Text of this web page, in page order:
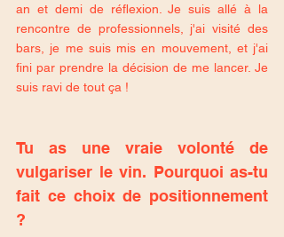
an et demi de réflexion. Je suis allé à la
rencontre de professionnels, j'ai visité des
bars, je me suis mis en mouvement, et j'ai
fini par prendre la décision de me lancer. Je
suis ravi de tout ça !
Tu as une vraie volonté de
vulgariser le vin. Pourquoi as-tu
fait ce choix de positionnement
?